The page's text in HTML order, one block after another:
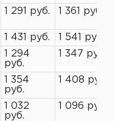
1 291 руб. 1 361 руб.
1 431 руб.
1 541 руб.
1 294
руб.
1 347 руб.
1 354
руб.
1 408 руб.
1 032
руб.
1 096 руб.